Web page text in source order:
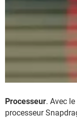
Processeur. Avec
processeur